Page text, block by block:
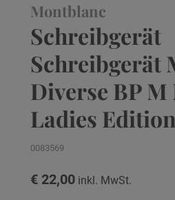
Montblanc
Schreibgerät
Schreibgerät
Diverse BP
Ladies
0083569
€ 22,00